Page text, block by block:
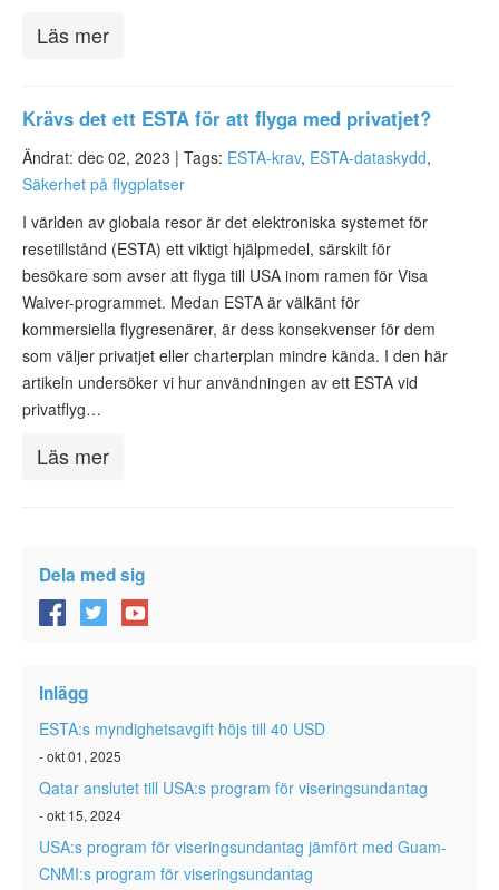
Läs mer
Krävs det ett ESTA för att flyga med privatjet?
Ändrat: dec 02, 2023 | Tags: ESTA-krav, ESTA-dataskydd,
Säkerhet på flygplatser
I världen av globala resor är det elektroniska systemet för
resetillstånd (ESTA) ett viktigt hjälpmedel, särskilt för
besökare som avser att flyga till USA inom ramen för Visa
Waiver-programmet. Medan ESTA är välkänt för
kommersiella flygresenärer, är dess konsekvenser för dem
som väljer privatjet eller charterplan mindre kända. I den här
artikeln undersöker vi hur användningen av ett ESTA vid
privatflyg…
Läs mer
Dela med sig
Inlägg
ESTA:s myndighetsavgift höjs till 40 USD
- okt 01, 2025
Qatar anslutet till USA:s program för viseringsundantag
- okt 15, 2024
USA:s program för viseringsundantag jämfört med Guam-
CNMI:s program för viseringsundantag